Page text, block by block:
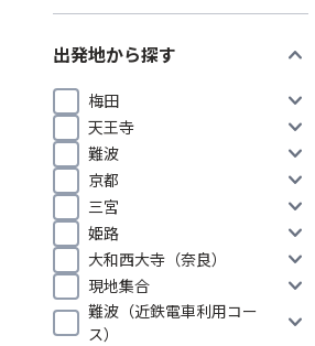
出発地から探す expand_more
梅田 expand_more
天王寺 expand_more
難波 expand_more
京都 expand_more
三宮 expand_more
姫路 expand_more
大和西大寺（奈良） expand_more
現地集合 expand_more
難波（近鉄電車利用コー
ス）
expand_more